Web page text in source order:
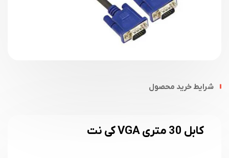
شرایط خرید محصول
کابل 30 متری VGA کی نت